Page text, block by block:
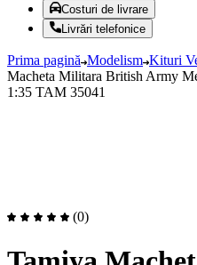
Costuri de livrare
Livrări telefonice
Prima pagină Modelism Kituri
Macheta Militara British Army
1:35 TAM 35041
(0)